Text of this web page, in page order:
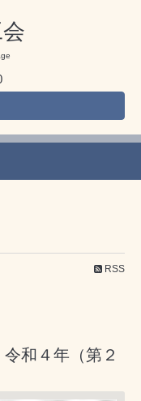
RSS
和４年（第２